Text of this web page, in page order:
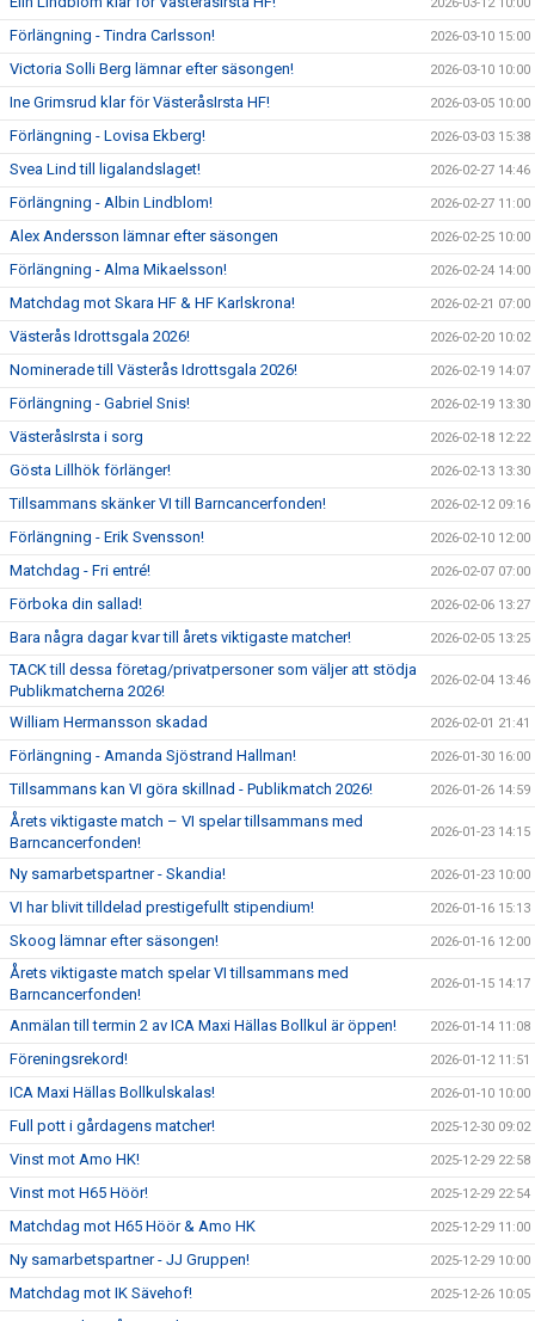
Förlängning - Tindra Carlsson! 2026-03-10 15:00
Victoria Solli Berg lämnar efter säsongen! 2026-03-10 10:00
Ine Grimsrud klar för VästeråsIrsta HF! 2026-03-05 10:00
Förlängning - Lovisa Ekberg! 2026-03-03 15:38
Svea Lind till ligalandslaget! 2026-02-27 14:46
Förlängning - Albin Lindblom! 2026-02-27 11:00
Alex Andersson lämnar efter säsongen 2026-02-25 10:00
Förlängning - Alma Mikaelsson! 2026-02-24 14:00
Matchdag mot Skara HF & HF Karlskrona! 2026-02-21 07:00
Västerås Idrottsgala 2026! 2026-02-20 10:02
Nominerade till Västerås Idrottsgala 2026! 2026-02-19 14:07
Förlängning - Gabriel Snis! 2026-02-19 13:30
VästeråsIrsta i sorg 2026-02-18 12:22
Gösta Lillhök förlänger! 2026-02-13 13:30
Tillsammans skänker VI till Barncancerfonden! 2026-02-12 09:16
Förlängning - Erik Svensson! 2026-02-10 12:00
Matchdag - Fri entré! 2026-02-07 07:00
Förboka din sallad! 2026-02-06 13:27
Bara några dagar kvar till årets viktigaste matcher! 2026-02-05 13:25
TACK till dessa företag/privatpersoner som väljer att stödja
Publikmatcherna 2026!
2026-02-04 13:46
William Hermansson skadad 2026-02-01 21:41
Förlängning - Amanda Sjöstrand Hallman! 2026-01-30 16:00
Tillsammans kan VI göra skillnad - Publikmatch 2026! 2026-01-26 14:59
Årets viktigaste match – VI spelar tillsammans med
Barncancerfonden!
2026-01-23 14:15
Ny samarbetspartner - Skandia! 2026-01-23 10:00
VI har blivit tilldelad prestigefullt stipendium! 2026-01-16 15:13
Skoog lämnar efter säsongen! 2026-01-16 12:00
Årets viktigaste match spelar VI tillsammans med
Barncancerfonden!
2026-01-15 14:17
Anmälan till termin 2 av ICA Maxi Hällas Bollkul är öppen! 2026-01-14 11:08
Föreningsrekord! 2026-01-12 11:51
ICA Maxi Hällas Bollkulskalas! 2026-01-10 10:00
Full pott i gårdagens matcher! 2025-12-30 09:02
Vinst mot Amo HK! 2025-12-29 22:58
Vinst mot H65 Höör! 2025-12-29 22:54
Matchdag mot H65 Höör & Amo HK 2025-12-29 11:00
Ny samarbetspartner - JJ Gruppen! 2025-12-29 10:00
Matchdag mot IK Sävehof! 2025-12-26 10:05